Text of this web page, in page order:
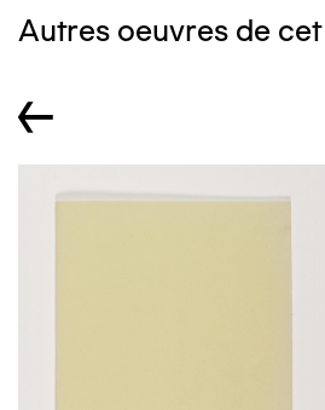
Autres oeuvres de
←